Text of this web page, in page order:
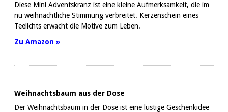
Diese Mini Adventskranz ist eine kleine Aufmerksamkeit, die im
nu weihnachtliche Stimmung verbreitet. Kerzenschein eines
Teelichts erwacht die Motive zum Leben.
Zu Amazon »
Weihnachtsbaum aus der Dose
Der Weihnachtsbaum in der Dose ist eine lustige Geschenkidee